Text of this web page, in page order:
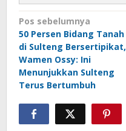
Navigasi
pos
Pos sebelumnya
50 Persen Bidang Tanah
di Sulteng Bersertipikat,
Wamen Ossy: Ini
Menunjukkan Sulteng
Terus Bertumbuh